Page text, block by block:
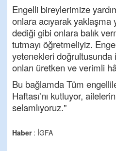
Engelli bireylerimize
onlara acıyarak yaklaşma
dediği gibi onlara balık
tutmayı öğretmeliyiz.
yetenekleri doğrultusunda
onları üretken ve verimli
Bu bağlamda Tüm
Haftası'nı kutluyor,
selamlıyoruz."
Haber: İGFA